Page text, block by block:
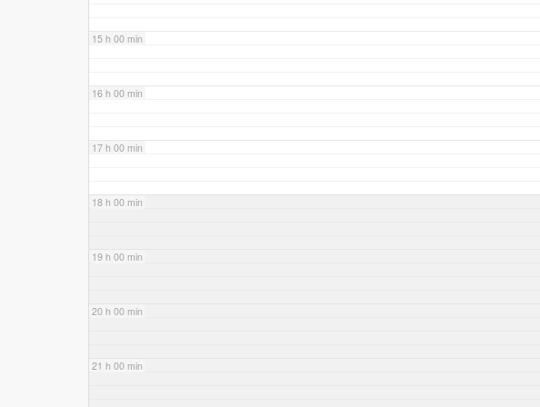
15 h 00 min
16 h 00 min
17 h 00 min
18 h 00 min
19 h 00 min
20 h 00 min
21 h 00 min